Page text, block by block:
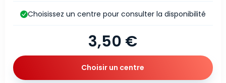
3,50 €
Choisissez un centre pour consulter la disponibilité
Choisir un centre